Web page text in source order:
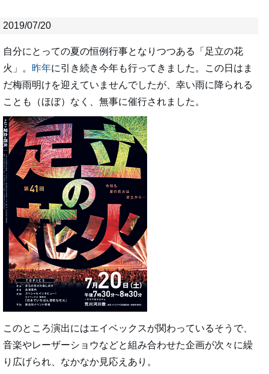
2019/07/20
自分にとっての夏の恒例行事となりつつある「足立の花
火」。 昨年に引き続き今年も行ってきました。この日はま
だ梅雨明けを迎えていませんでしたが、幸い雨に降られる
ことも（ほぼ）なく、無事に催行されました。
このところ演出にはエイベックスが関わっているそうで、
音楽やレーザーショウなどと組み合わせた企画が次々に繰
り広げられ、なかなか見応えあり。